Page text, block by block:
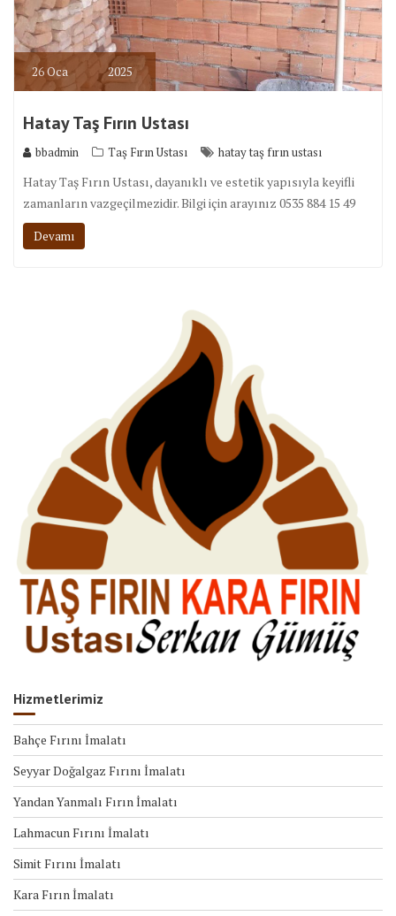
26Oca 2025
Hatay Taş Fırın Ustası
bbadmin Taş Fırın Ustası hatay taş fırın ustası
Hatay Taş Fırın Ustası, dayanıklı ve estetik yapısıyla keyifli
zamanların vazgeçilmezidir. Bilgi için arayınız 0535 884 15 49
Devamı
Hizmetlerimiz
Bahçe Fırını İmalatı
Seyyar Doğalgaz Fırını İmalatı
Yandan Yanmalı Fırın İmalatı
Lahmacun Fırını İmalatı
Simit Fırını İmalatı
Kara Fırın İmalatı